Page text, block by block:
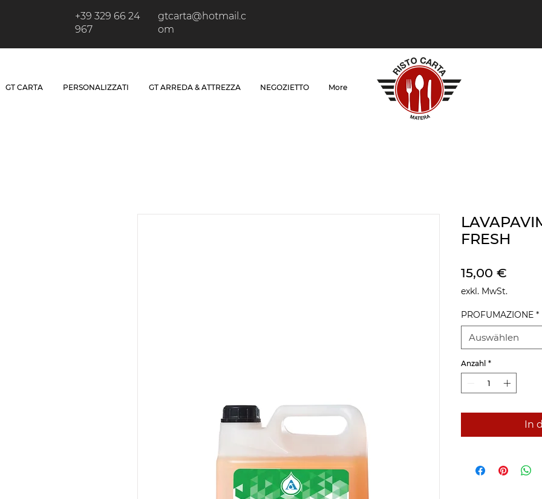
+39 329 66 24
967
gtcarta@hotmail.c
om
GT CARTA PERSONALIZZATI GT ARREDA & ATTREZZA NEGOZIETTO More
FRESH
15,00 €
exkl. MwSt.
PROFUMAZIONE *
Auswählen
Anzahl *
In